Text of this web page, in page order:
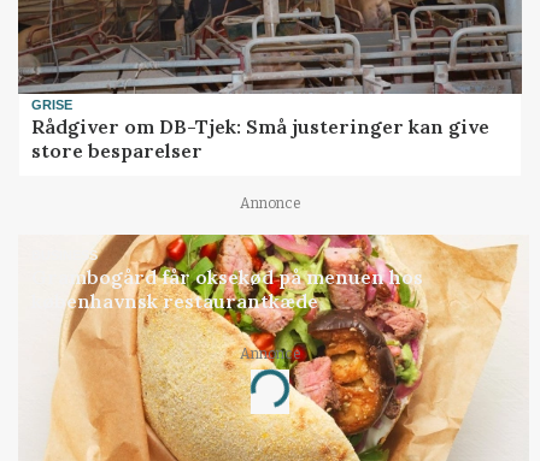
GRISE
Rådgiver om DB-Tjek: Små justeringer kan give
store besparelser
Annonce
BUSINESS
Grambogård får oksekød på menuen hos
københavnsk restaurantkæde
Annonce
Loading...